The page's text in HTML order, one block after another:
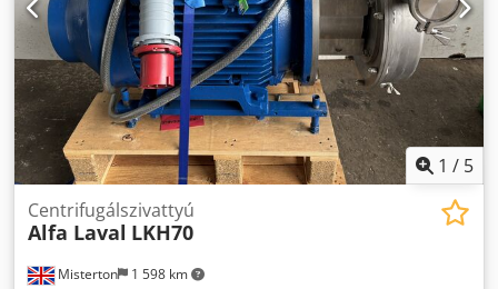
1 / 5
Misterton 1 598 km
Centrifugálszivattyú
Alfa Laval LKH70